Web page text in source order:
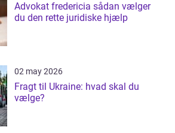
Advokat fredericia sådan vælger
du den rette juridiske hjælp
02 may 2026
Fragt til Ukraine: hvad skal du
vælge?